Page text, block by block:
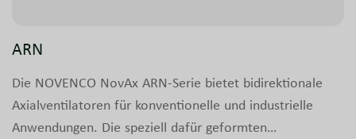
ARN
Die NOVENCO NovAx ARN-Serie bietet bidirektionale
Axialventilatoren für konventionelle und industrielle
Anwendungen. Die speziell dafür geformten